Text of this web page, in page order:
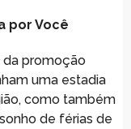
por Você
promoção
uma estadia
como também
de férias de